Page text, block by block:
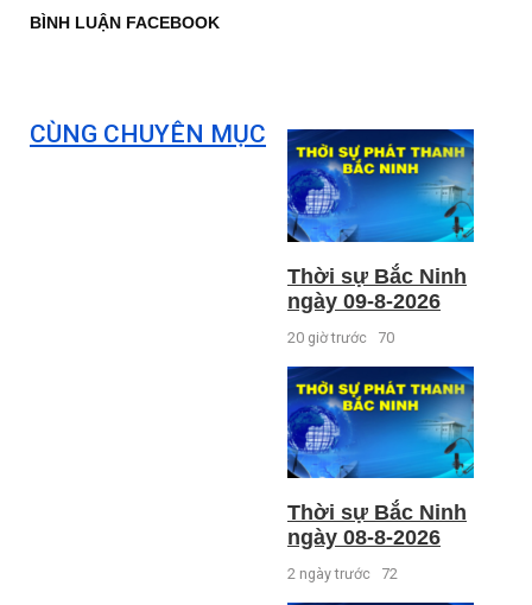
BÌNH LUẬN FACEBOOK
CÙNG CHUYÊN MỤC
Thời sự Bắc Ninh
ngày 09-8-2026
20 giờ trước 70
Thời sự Bắc Ninh
ngày 08-8-2026
2 ngày trước 72